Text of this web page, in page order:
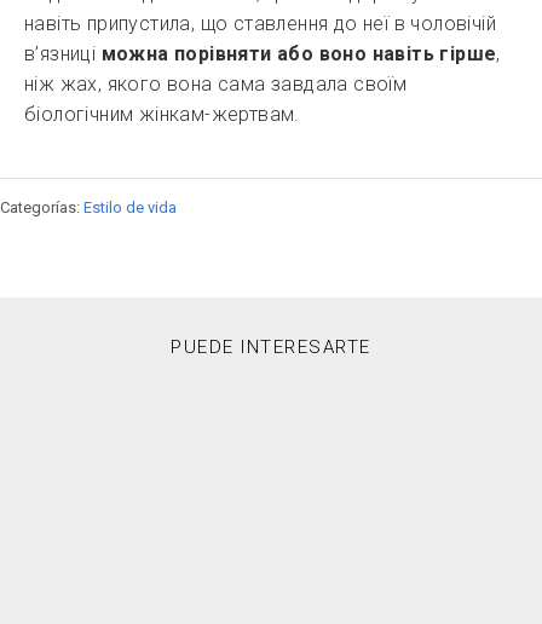
навіть припустила, що ставлення до неї в чоловічій
в’язниці можна порівняти або воно навіть гірше,
ніж жах, якого вона сама завдала своїм
біологічним жінкам-жертвам.
Categorías: Estilo de vida
PUEDE INTERESARTE